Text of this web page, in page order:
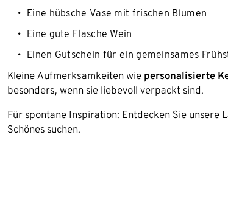
Eine hübsche Vase mit frischen Blumen
Eine gute Flasche Wein
Einen Gutschein für ein gemeinsames
Kleine Aufmerksamkeiten wie personalisierte
besonders, wenn sie liebevoll verpackt sind.
Für spontane Inspiration: Entdecken Sie unsere
Schönes suchen.